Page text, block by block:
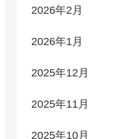
2026年2月
2026年1月
2025年12月
2025年11月
2025年10月